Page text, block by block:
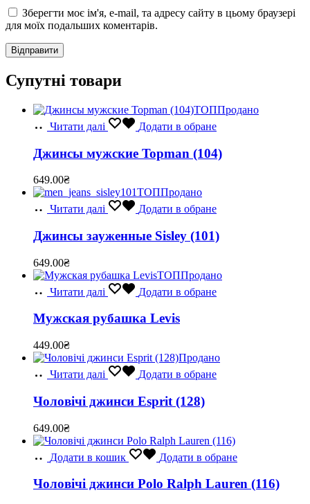
Зберегти моє ім'я, e-mail, та адресу сайту в цьому браузері
для моїх подальших коментарів.
Супутні товари
ТОППродано
Читати далі
Додати в обране
Джинсы мужские Topman (104)
649.00₴
ТОППродано
Читати далі
Додати в обране
Джинсы зауженные Sisley (101)
649.00₴
ТОППродано
Читати далі
Додати в обране
Мужская рубашка Levis
449.00₴
Продано
Читати далі
Додати в обране
Чоловічі джинси Esprit (128)
649.00₴
Додати в кошик Додати в обране
Чоловічі джинси Polo Ralph Lauren (116)